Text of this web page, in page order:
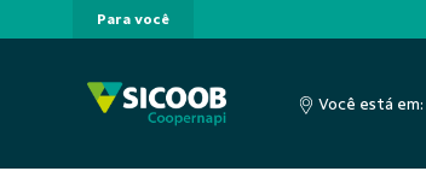
Pular para o Conteúdo principal
Para você
Você está em: